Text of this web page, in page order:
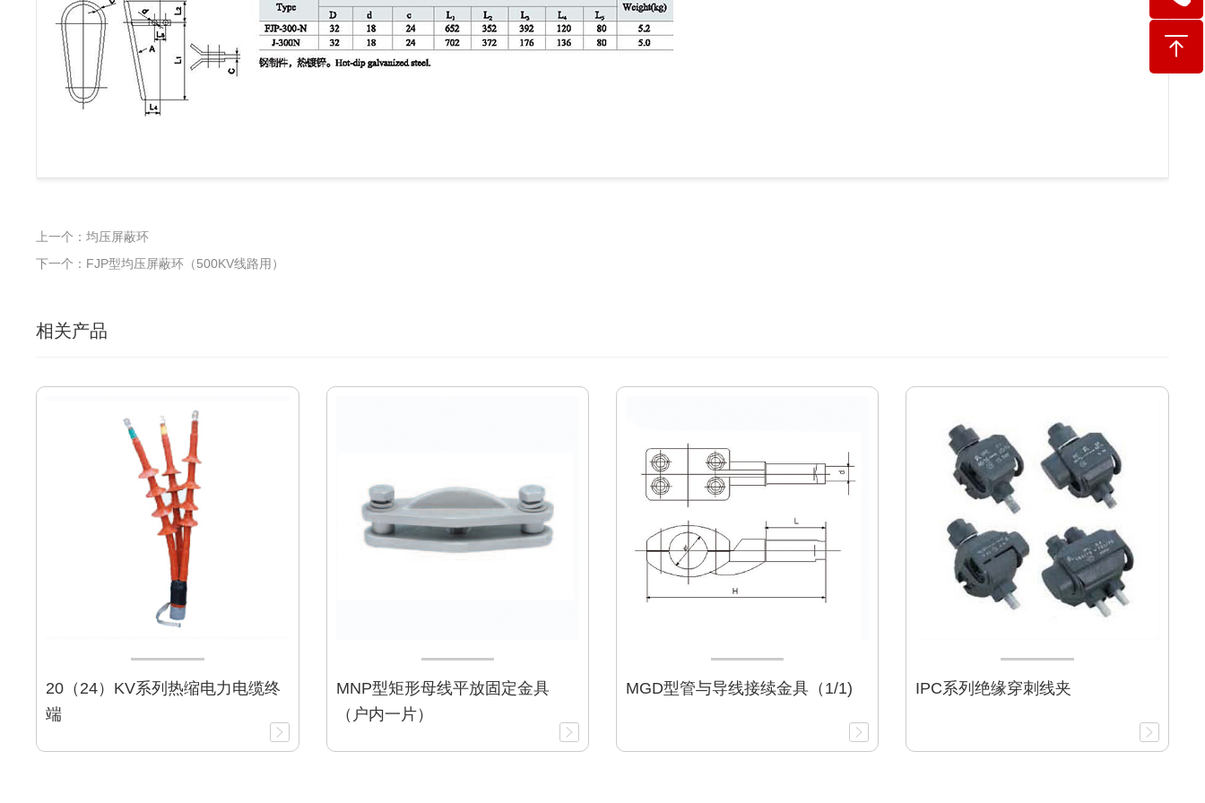
上一个：均压屏蔽环
下一个：FJP型均压屏蔽环（500KV线路用）
相关产品
20（24）KV系列热缩电力电缆终
端
MNP型矩形母线平放固定金具
（户内一片）
MGD型管与导线接续金具（1/1) IPC系列绝缘穿刺线夹